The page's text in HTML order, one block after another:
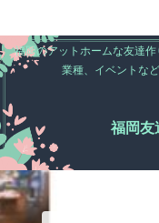
福岡のアットホームな友達
業種、イベントな
福岡友